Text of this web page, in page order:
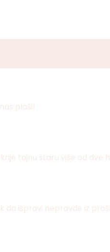
plaši!
tajnu staru više od dve
ispravi nepravde iz